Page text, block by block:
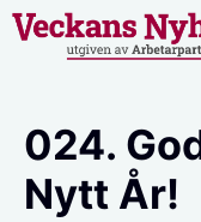
Hoppa
024.
Nytt År!